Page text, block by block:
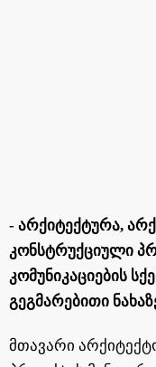
- Არქიტექტურა,
Კონსტრუქციული
Კომუნიკაციების
Გეგმარებითი
მთავარი